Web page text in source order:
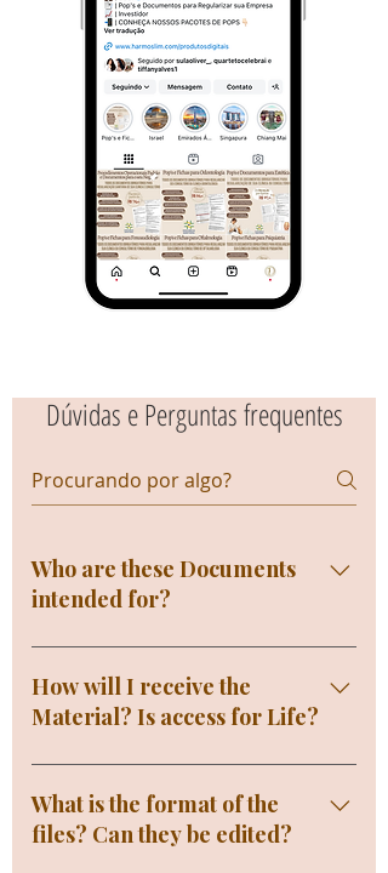
Dúvidas e Perguntas frequentes
Who are these Documents
intended for?
For Professionals and Business
Owners who need to Standardize
their Administrative routines,
Sanitation of their Company and
adapt to the requirements of
Health Surveillance and have all
How will I receive the
Material? Is access for Life?
You will receive access to the
Documents immediately in your
Email after Payment confirmation,
What is the format of the
files? Can they be edited?